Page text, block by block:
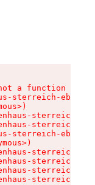
a function
sterreich-
sterreich-
sterreich-
sterreich-
sterreich-
sterreich-
sterreich-
sterreich-